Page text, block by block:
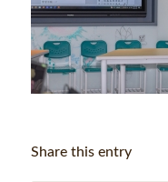
Share this entry